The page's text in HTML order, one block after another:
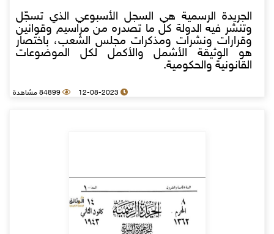
الجريدة الرسمية هي السجل الأسبوعي الذي تسجّل
وتنشر فيه الدولة كل ما تصدره من مراسيم وقوانين
وقرارات ونشرات ومذكرات مجلس الشعب، باختصار
هو الوثيقة الأشمل والأكمل لكل الموضوعات
القانونية والحكومية.
12-08-2023 84899 مشاهدة